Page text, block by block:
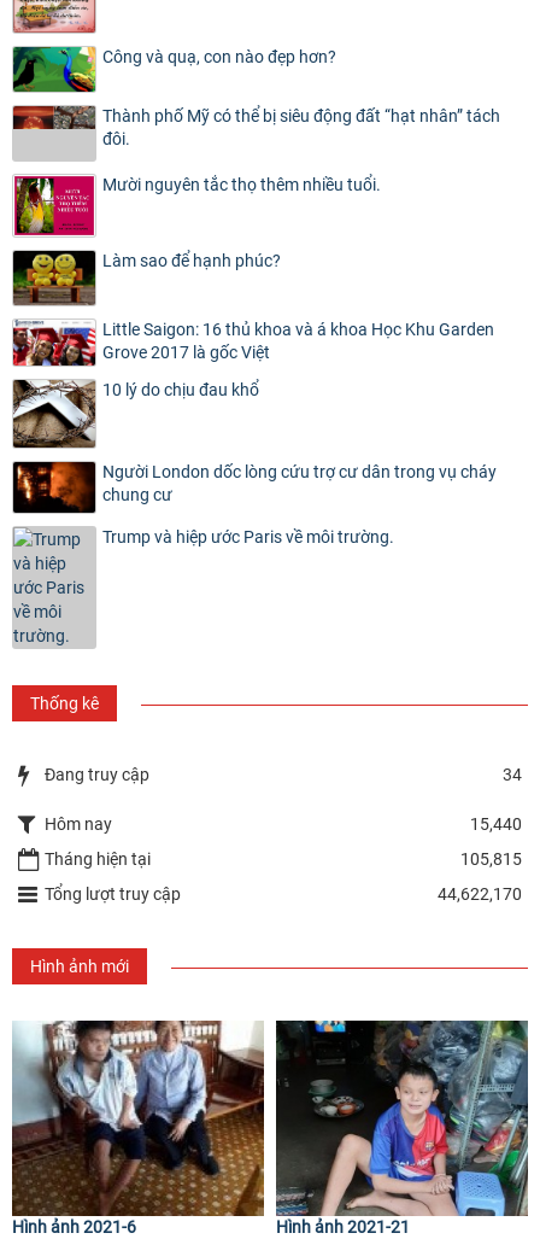
Công và quạ, con nào đẹp hơn?
Thành phố Mỹ có thể bị siêu động đất “hạt nhân” tách
đôi.
Mười nguyên tắc thọ thêm nhiều tuổi.
Làm sao để hạnh phúc?
Little Saigon: 16 thủ khoa và á khoa Học Khu Garden
Grove 2017 là gốc Việt
10 lý do chịu đau khổ
Người London dốc lòng cứu trợ cư dân trong vụ cháy
chung cư
Trump và hiệp ước Paris về môi trường.
Thống kê
Đang truy cập 34
Hôm nay
15,440
Tháng hiện tại
105,815
Tổng lượt truy cập
44,622,170
Hình ảnh mới
Hình ảnh 2021-6 Hình ảnh 2021-21